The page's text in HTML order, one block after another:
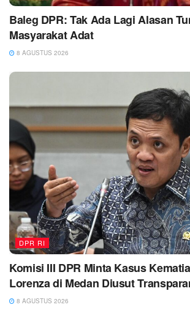
Baleg DPR: Tak Ada Lagi Alasan
Masyarakat Adat
8 AGUSTUS 2026
DPR RI
Komisi III DPR Minta Kasus
Lorenza di Medan Diusut
8 AGUSTUS 2026